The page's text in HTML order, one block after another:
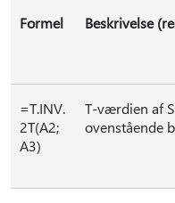
Formel Beskrivelse
=T.INV.
2T(A2;
A3)
T-værdien af
ovenstående